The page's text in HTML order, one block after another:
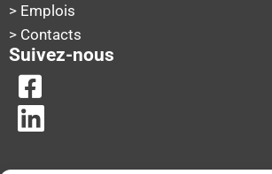
> Emplois
> Contacts
Suivez-nous